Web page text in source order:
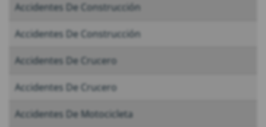
Accidentes De Construcción
Accidentes De Construcción
Accidentes De Crucero
Accidentes De Crucero
Accidentes De Motocicleta